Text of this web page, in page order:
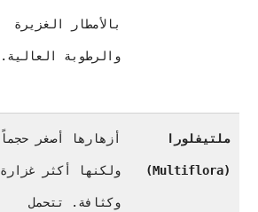
بالأمطار الغزيرة
والرطوبة العالية.
ملتيفلورا
(Multiflora)
أزهارها أصغر حجماً
ولكنها أكثر غزارة
وكثافة. تتحمل